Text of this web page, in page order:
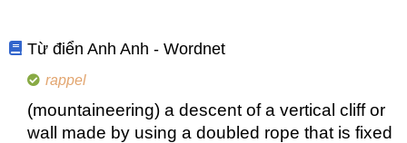
Từ điển Anh Anh - Wordnet
rappel
(mountaineering) a descent of a vertical cliff or
wall made by using a doubled rope that is fixed